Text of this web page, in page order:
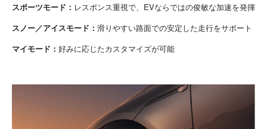
スポーツモード： レスポンス重視で、EVならではの俊敏な加速を発揮
スノー／アイスモード： 滑りやすい路面での安定した走行をサポート
マイモード： 好みに応じたカスタマイズが可能